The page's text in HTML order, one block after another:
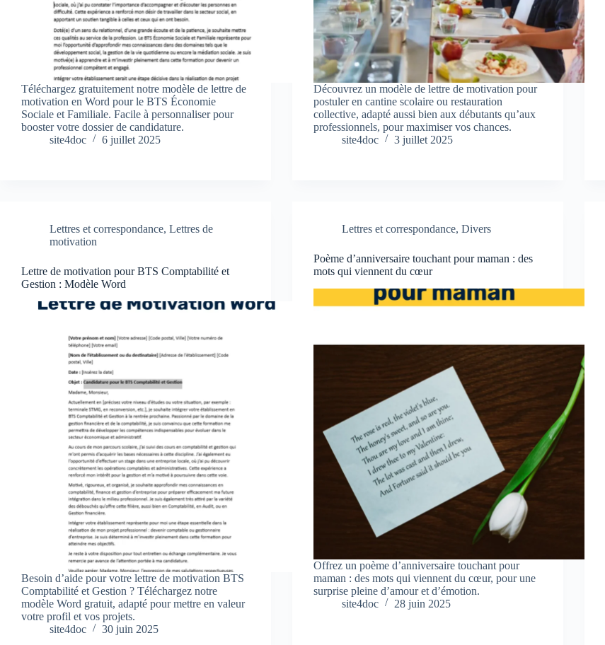
Téléchargez gratuitement notre modèle de lettre de
motivation en Word pour le BTS Économie
Sociale et Familiale. Facile à personnaliser pour
booster votre dossier de candidature.
site4doc
6 juillet 2025
Découvrez un modèle de lettre de motivation pour
postuler en cantine scolaire ou restauration
collective, adapté aussi bien aux débutants qu’aux
professionnels, pour maximiser vos chances.
site4doc
3 juillet 2025
Lettres et correspondance, Lettres de
motivation
Lettre de motivation pour BTS Comptabilité et
Gestion : Modèle Word
Besoin d’aide pour votre lettre de motivation BTS
Comptabilité et Gestion ? Téléchargez notre
modèle Word gratuit, adapté pour mettre en valeur
votre profil et vos projets.
site4doc
30 juin 2025
Lettres et correspondance,Divers
Poème d’anniversaire touchant pour maman : des
mots qui viennent du cœur
Offrez un poème d’anniversaire touchant pour
maman : des mots qui viennent du cœur, pour une
surprise pleine d’amour et d’émotion.
site4doc
28 juin 2025